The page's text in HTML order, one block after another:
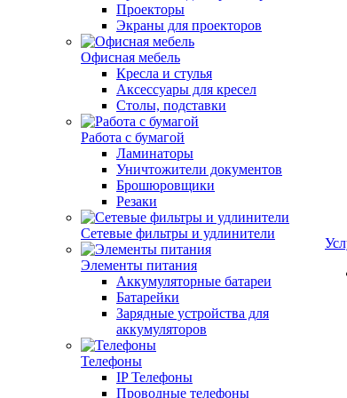
Проекторы
Экраны для проекторов
Офисная мебель
Кресла и стулья
Аксессуары для кресел
Столы, подставки
Работа с бумагой
Ламинаторы
Уничтожители документов
Брошюровщики
Резаки
Сетевые фильтры и удлинители
Элементы питания
Аккумуляторные батареи
Батарейки
Зарядные устройства для
аккумуляторов
Телефоны
IP Телефоны
Проводные телефоны